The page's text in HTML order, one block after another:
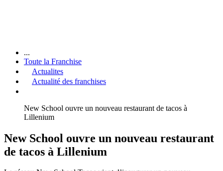
...
Toute la Franchise
Actualites
Actualité des franchises
New School ouvre un nouveau restaurant de tacos à
Lillenium
New School ouvre un nouveau restaurant
de tacos à Lillenium